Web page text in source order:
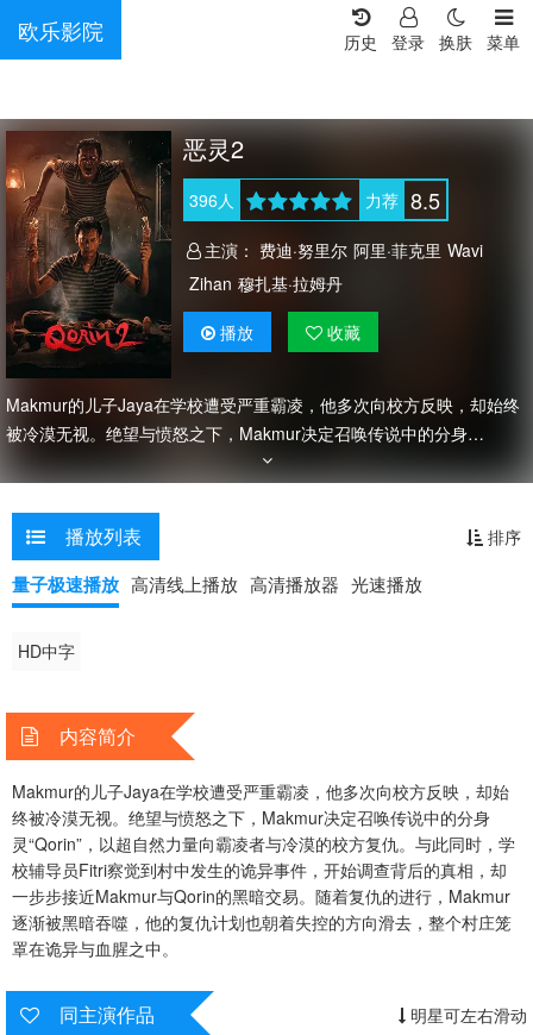
欧乐影院 菜单
换肤
登录
历史
恶灵2
396人 力荐 8.5
主演： 费迪·努里尔 阿里·菲克里 Wavi
Zihan 穆扎基·拉姆丹
播放 收藏
Makmur的儿子Jaya在学校遭受严重霸凌，他多次向校方反映，却始终
被冷漠无视。绝望与愤怒之下，Makmur决定召唤传说中的分身
灵“Qorin”，以超自然力量向霸凌者与冷漠的校方复仇。与此同时，学校
辅导员Fitri察觉到村中发生的诡异事件，开始调查背后的真相，却一步
步接近Makmur与Qorin的黑暗交易。随着复仇的进行，Makmur逐渐被
黑暗吞噬，他的复仇计划也朝着失控的方向滑去，整个村庄笼罩在诡异
与血腥之中。
播放列表 排序
量子极速播放 高清线上播放 高清播放器 光速播放
HD中字
内容简介
Makmur的儿子Jaya在学校遭受严重霸凌，他多次向校方反映，却始
终被冷漠无视。绝望与愤怒之下，Makmur决定召唤传说中的分身
灵“Qorin”，以超自然力量向霸凌者与冷漠的校方复仇。与此同时，学
校辅导员Fitri察觉到村中发生的诡异事件，开始调查背后的真相，却
一步步接近Makmur与Qorin的黑暗交易。随着复仇的进行，Makmur
逐渐被黑暗吞噬，他的复仇计划也朝着失控的方向滑去，整个村庄笼
罩在诡异与血腥之中。
同主演作品 明星可左右滑动